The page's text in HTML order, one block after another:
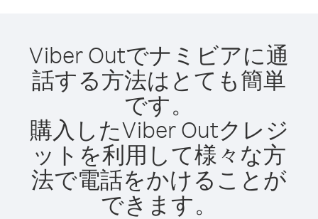
Viber Outでナミビアに通
話する方法はとても簡単
です。
購入したViber Outクレジ
ットを利用して様々な方
法で電話をかけることが
できます。